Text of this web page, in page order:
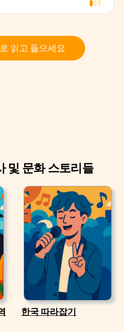
읽고 들으세요
및 문화 스토리들
한국 따라잡기